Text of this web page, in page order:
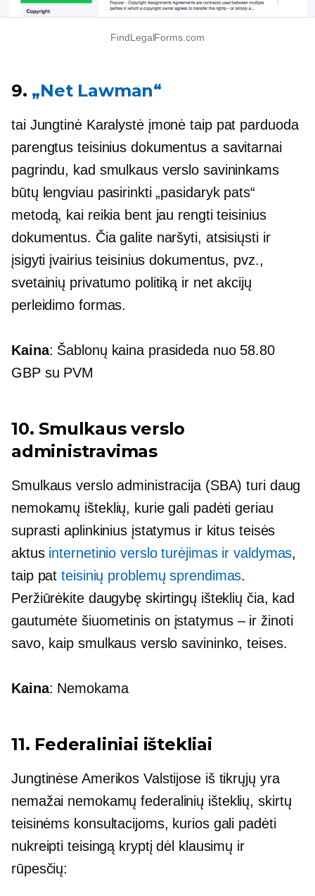
FindLegalForms.com
9. „Net Lawman“
tai Jungtinė Karalystėįmonė taip pat parduoda
parengtus teisinius dokumentus a savitarnai
pagrindu, kad smulkaus verslo savininkams
būtų lengviau pasirinkti „pasidaryk pats“
metodą, kai reikia bent jau rengti teisinius
dokumentus. Čia galite naršyti, atsisiųsti ir
įsigyti įvairius teisinius dokumentus, pvz.,
svetainių privatumo politiką ir net akcijų
perleidimo formas.
Kaina: Šablonų kaina prasideda nuo 58.80
GBP su PVM
10. Smulkaus verslo
administravimas
Smulkaus verslo administracija (SBA) turi daug
nemokamų išteklių, kurie gali padėti geriau
suprasti aplinkinius įstatymus ir kitus teisės
aktus internetinio verslo turėjimas ir valdymas,
taip patteisinių problemų sprendimas.
Peržiūrėkite daugybę skirtingų išteklių čia, kad
gautumėtešiuometinison įstatymus – ir žinoti
savo, kaip smulkaus verslo savininko, teises.
Kaina: Nemokama
11. Federaliniai ištekliai
Jungtinėse Amerikos Valstijose iš tikrųjų yra
nemažai nemokamų federalinių išteklių, skirtų
teisinėms konsultacijoms, kurios gali padėti
nukreipti teisingą kryptį dėl klausimų ir
rūpesčių: